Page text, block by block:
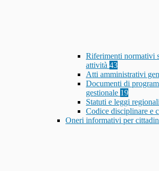
Riferimenti normativi
attività 43
Atti amministrativi
Documenti di
gestionale 19
Statuti e leggi regionali
Codice disciplinare e
Oneri informativi per